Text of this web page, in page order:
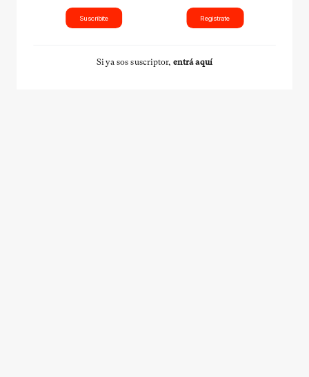
Suscribite Registrate
Si ya sos suscriptor, entrá aquí